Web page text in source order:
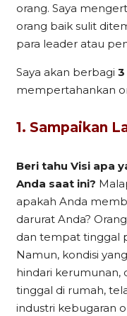
orang. Saya
orang baik sulit
para leader atau
Saya akan berbagi3
mempertahankan
1. Sampaikan
Beri tahu Visi apa
Anda saat ini?
apakah Anda
darurat Anda?
dan tempat tinggal
Namun, kondisi
hindari kerumunan,
tinggal di rumah,
industri kebugaran